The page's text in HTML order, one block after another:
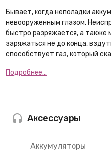
Аксессуары
Аккумуляторы
Бывает, когда неполадки
невооруженным глазом.
быстро разряжается, а также
заряжаться не до конца,
способствует газ, который
Подробнее...